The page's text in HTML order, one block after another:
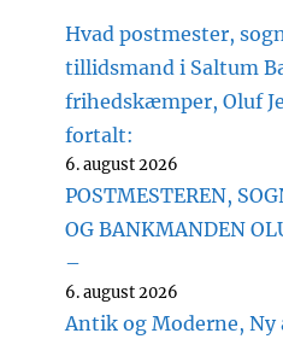
Hvad postmester,
tillidsmand i Saltum
frihedskæmper, Oluf
fortalt:
6. august 2026
POSTMESTEREN,
OG BANKMANDEN
–
6. august 2026
Antik og Moderne,